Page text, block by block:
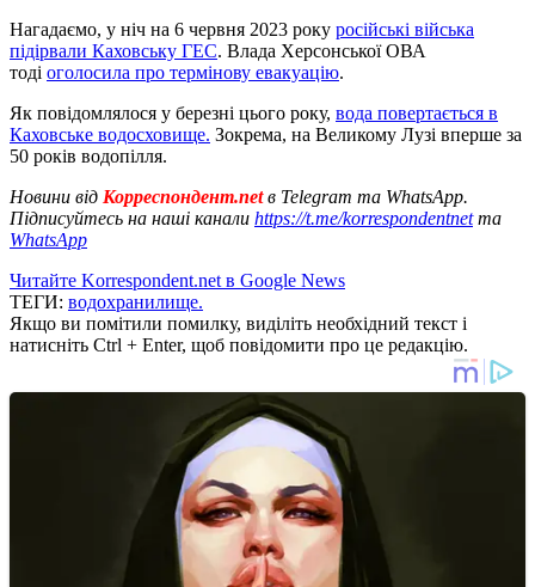
Нагадаємо, у ніч на 6 червня 2023 року російські війська
підірвали Каховську ГЕС. Влада Херсонської ОВА
тоді оголосила про термінову евакуацію.
Як повідомлялося у березні цього року, вода повертається в
Каховське водосховище. Зокрема, на Великому Лузі вперше за
50 років водопілля.
Новини від Корреспондент.netв Telegram та WhatsApp.
Підписуйтесь на наші канали https://t.me/korrespondentnetта
WhatsApp
Читайте Korrespondent.net в Google News
ТЕГИ: водохранилище.
Якщо ви помітили помилку, виділіть необхідний текст і
натисніть Ctrl + Enter, щоб повідомити про це редакцію.